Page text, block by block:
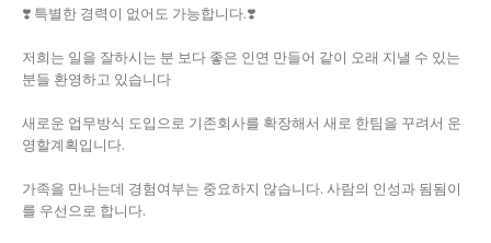
❣️ 특별한 경력이 없어도 가능합니다.❣️
저희는 일을 잘하시는 분 보다 좋은 인연 만들어 같이 오래 지낼 수 있는
분들 환영하고 있습니다
새로운 업무방식 도입으로 기존회사를 확장해서 새로 한팀을 꾸려서 운
영할계획입니다.
가족을 만나는데 경험여부는 중요하지 않습니다. 사람의 인성과 됨됨이
를 우선으로 합니다.